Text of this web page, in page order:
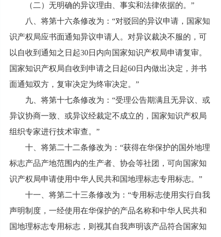
（二）无明确的异议理由、事实和法律依据的。”
八、将第十六条修改为：“对驳回的异议申请，国家知
识产权局应书面通知异议申请人。对异议裁决不服的，可
以自收到通知之日起30日内向国家知识产权局申请复审。
国家知识产权局自收到申请之日起60日内做出决定，并书
面通知双方，复审决定为终审决定。”
九、将第十七条修改为：“受理公告期满且无异议、或
异议协商一致、或异议经裁定不成立的，国家知识产权局
组织专家进行技术审查。”
十、将第二十二条修改为：“获得在华保护的国外地理
标志产品产地范围内的生产者、协会等社团，可向国家知
识产权局申请使用中华人民共和国地理标志专用标志。”
十一、将第二十三条修改为：“专用标志使用实行自我
声明制度，一经使用在华保护的产品名称和中华人民共和
国地理标志专用标志，则视其自我声明该产品符合国家知